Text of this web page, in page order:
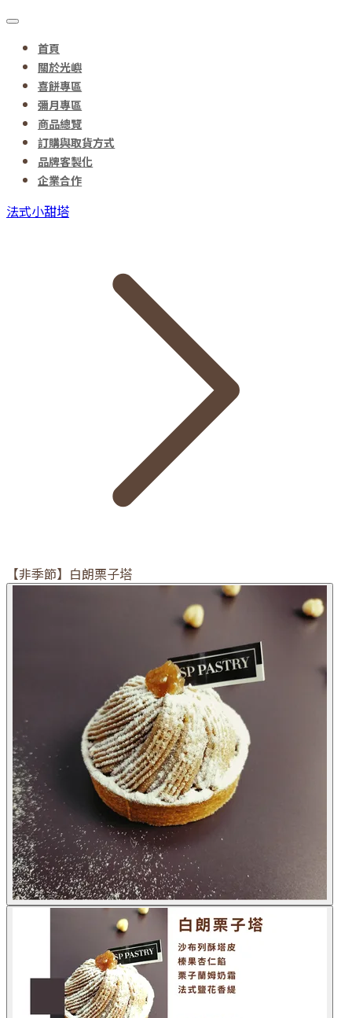
首頁
關於光嶼
喜餅專區
彌月專區
商品總覽
訂購與取貨方式
品牌客製化
企業合作
法式小甜塔
【非季節】白朗栗子塔